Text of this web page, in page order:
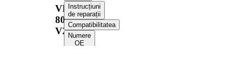
VKBD
80340
V2
Instrucțiuni
de reparații
Compatibilitatea
Numere
OE